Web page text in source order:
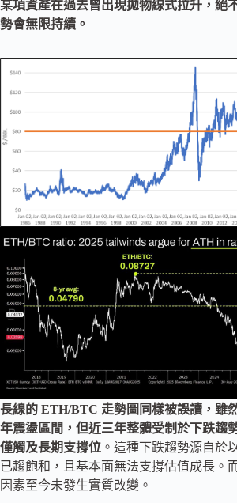
某項資產在過去曾出現拋物線式拉升，絕
勢會無限持續。
長線的 ETH/BTC 走勢圖同樣被誤讀，雖
年震盪區間，但近三年整體受制於下跌趨
僅觸及長期支撐位 。這種下跌趨勢源自於
已趨飽和，且基本面無法支撐估值成長。
因素至今未發生實質改變。